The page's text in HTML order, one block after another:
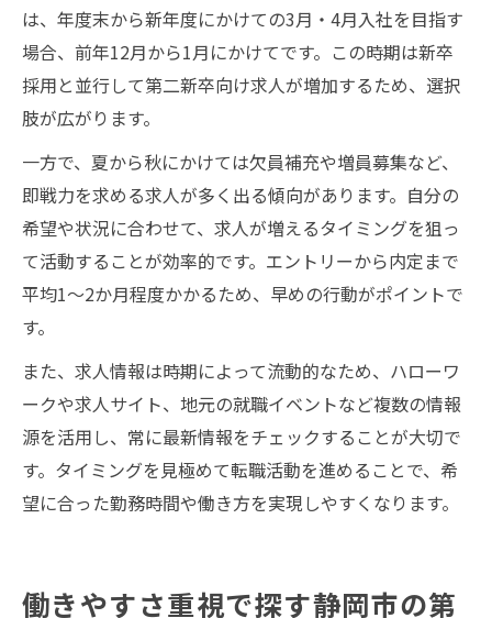
は、年度末から新年度にかけての3月・4月入社を目指す
場合、前年12月から1月にかけてです。この時期は新卒
採用と並行して第二新卒向け求人が増加するため、選択
肢が広がります。
一方で、夏から秋にかけては欠員補充や増員募集など、
即戦力を求める求人が多く出る傾向があります。自分の
希望や状況に合わせて、求人が増えるタイミングを狙っ
て活動することが効率的です。エントリーから内定まで
平均1～2か月程度かかるため、早めの行動がポイントで
す。
また、求人情報は時期によって流動的なため、ハローワ
ークや求人サイト、地元の就職イベントなど複数の情報
源を活用し、常に最新情報をチェックすることが大切で
す。タイミングを見極めて転職活動を進めることで、希
望に合った勤務時間や働き方を実現しやすくなります。
働きやすさ重視で探す静岡市の第